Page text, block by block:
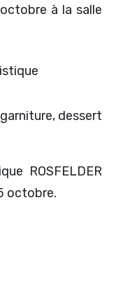
à la salle
dessert
ROSFELDER
octobre.